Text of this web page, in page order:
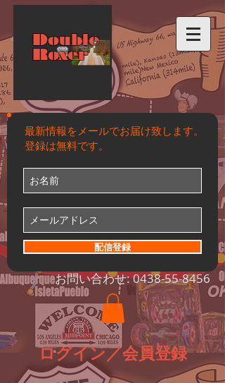
Double
Roxer
お問い合わせ:0438-55-8456
最新情報をメールでお届け致します。
登録は無料です。
配信登録
ログイン／会員登録